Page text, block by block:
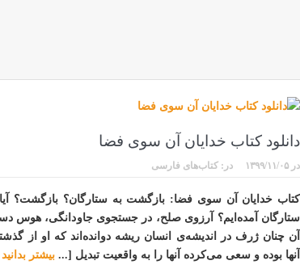
دانلود کتاب خدایان آن سوی فضا
در ۱۳۹۹/۱۱/۰۵ در: کتاب‌های فارسی
کتاب خدایان آن سوی فضا: بازگشت به ستارگان؟ بازگشت؟
ستارگان آمده‌ایم؟ آرزوی صلح، در جستجوی جاودانگی، هوس
آن چنان ژرف در اندیشه‌ی انسان ریشه دوانده‌اند که او از
آنها بوده و سعی می‌کرده آنها را به واقعیت تبدیل [... بیشتر بدانید